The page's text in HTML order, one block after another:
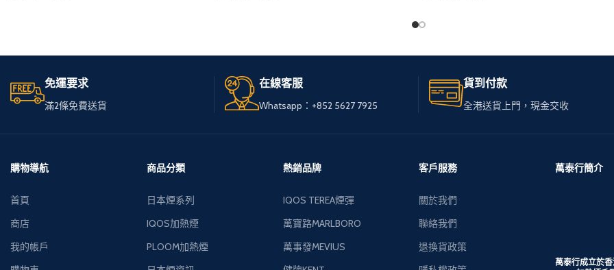
我們服務全港，送貨快速可
讓您享受高品質私煙。
多種品牌和款式供您選擇，
下單簡便，接受現金交收，
貨到付款。
我們服務全港，送貨快速可
靠，
讓您享受高品質私煙。
多種品牌和款式供您選擇，
下單簡便，接受現金交收，
貨到付款。
我們服務全港，送貨快速可
靠，
讓您享受高品質私煙。
多種品牌和款式供您選擇，
下單簡便，接受現金交收，
貨到付款。
免運要求
滿2條免費送貨
在線客服
Whatsapp：+852 5627 7925
貨到付款
全港送貨上門，現金交收
購物導航
首頁
商店
我的帳戶
商品分類
日本煙系列
IQOS加熱煙
PLOOM加熱煙
熱銷品牌
IQOS TEREA煙彈
萬寶路MARLBORO
萬事發MEVIUS
客戶服務
關於我們
聯絡我們
退換貨政策
萬泰行簡介
萬泰行成立於